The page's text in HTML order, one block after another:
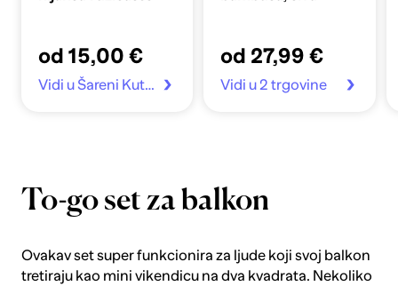
od 15,00 €
Vidi u Šareni Kutak
od 27,99 €
Vidi u 2 trgovine
To-go set za balkon
Ovakav set super funkcionira za ljude koji svoj balkon
tretiraju kao mini vikendicu na dva kvadrata. Nekoliko